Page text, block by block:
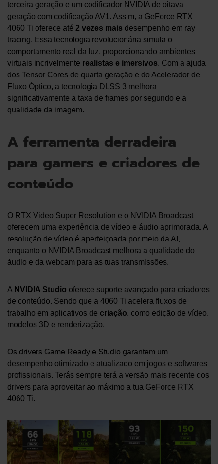
terceira geração e um codificador NVIDIA de oitava
geração com codificação AV1. Assim, a GeForce RTX
4060 Ti oferece até 2 vezes mais desempenho em ray
tracing. Essa tecnologia revolucionária simula o
comportamento real da luz, proporcionando ambientes
virtuais incrivelmente realistas e imersivos. Com a ajuda
dos Tensor Cores de quarta geração e do Acelerador de
Fluxo Óptico, a tecnologia DLSS 3 melhora
significativamente a taxa de frames por segundo e a
qualidade da imagem.
A ferramenta derradeira
para gamers e criadores de
conteúdo
O RTX Video Super Resolution e o NVIDIA Broadcast
oferecem uma experiência de vídeo e áudio aprimorada. A
resolução de vídeo é aperfeiçoada por meio da AI,
enquanto o NVIDIA Broadcast melhora a qualidade do
áudio e da webcam para as tuas transmissões.
A NVIDIA Studio oferece suporte avançado para criadores
de conteúdo. Sendo que a 4060 Ti acelera fluxos de
trabalho em aplicativos de criação, como edição de vídeo,
modelos 3D e renderização.
Os drivers Game Ready e Studio garantem um
desempenho otimizado e atualizado em jogos e softwares
profissionais. Terás sempre terá a versão mais recente dos
drivers para aproveitar ao máximo a tua GeForce RTX
4060 Ti.